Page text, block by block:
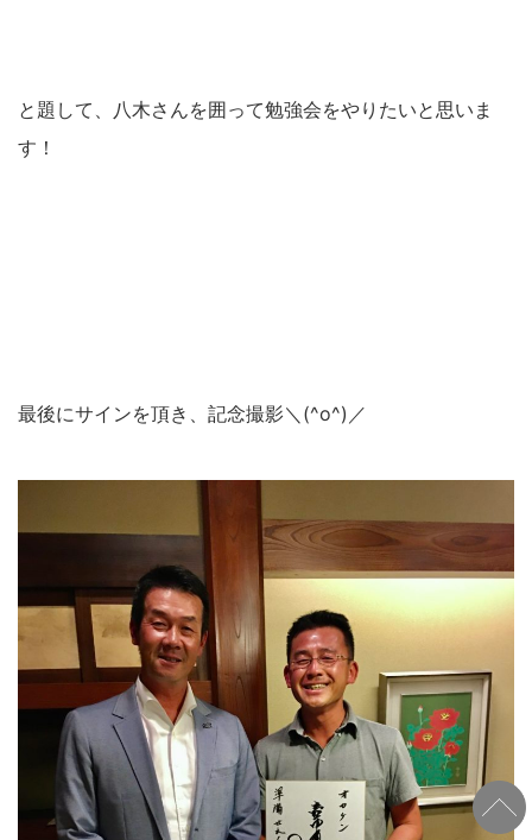
と題して、八木さんを囲って勉強会をやりたいと思いま
す！
最後にサインを頂き、記念撮影＼(^o^)／